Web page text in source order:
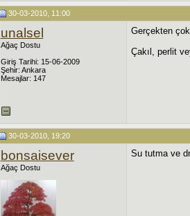
30-03-2010, 11:00
unalsel
Ağaç Dostu
Giriş Tarihi: 15-06-2009
Şehir: Ankara
Mesajlar: 147
Gerçekten
Çakıl, perlit
30-03-2010, 19:20
bonsaisever
Ağaç Dostu
Su tutma ve